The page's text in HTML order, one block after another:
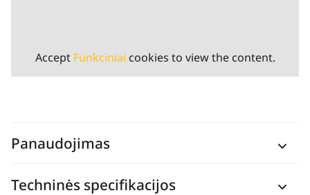
Accept Funkciniai cookies to view the content.
Panaudojimas
Techninės specifikacijos